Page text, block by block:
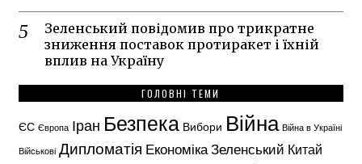
Зеленський повідомив про трикратне
зниження поставок протиракет і їхній
вплив на Україну
ГОЛОВНІ ТЕМИ
ЄС Європа Іран Безпека Вибори Війна Війна в Україні
Військові Дипломатія ЕкономікаЗеленський Китай